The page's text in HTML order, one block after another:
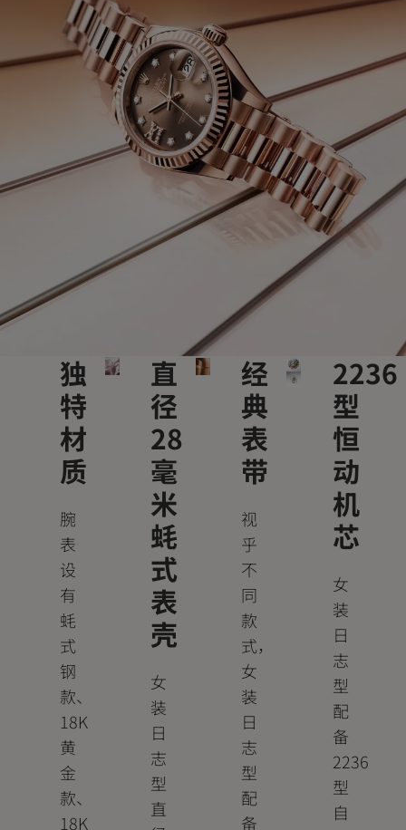
独
特
材
质
腕
表
设
有
蚝
式
钢
款、
18K
黄
金
款、
18K
直
径
28
毫
米
蚝
式
表
壳
女
装
日
志
型
直
经
典
表
带
视
乎
不
同
款
式，
女
装
日
志
型
配
备
2236
型
恒
动
机
芯
女
装
日
志
型
配
备
2236
型
自